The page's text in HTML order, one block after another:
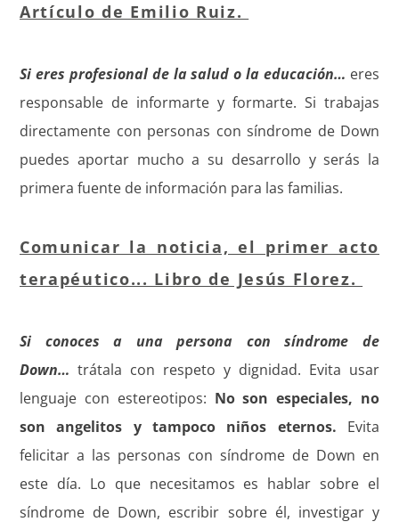
Artículo de Emilio Ruiz.
Si eres profesional de la salud o la educación… eres
responsable de informarte y formarte. Si trabajas
directamente con personas con síndrome de Down
puedes aportar mucho a su desarrollo y serás la
primera fuente de información para las familias.
Comunicar la noticia, el primer acto
terapéutico... Libro de Jesús Florez.
Si conoces a una persona con síndrome de
Down… trátala con respeto y dignidad. Evita usar
lenguaje con estereotipos: No son especiales, no
son angelitos y tampoco niños eternos. Evita
felicitar a las personas con síndrome de Down en
este día. Lo que necesitamos es hablar sobre el
síndrome de Down, escribir sobre él, investigar y